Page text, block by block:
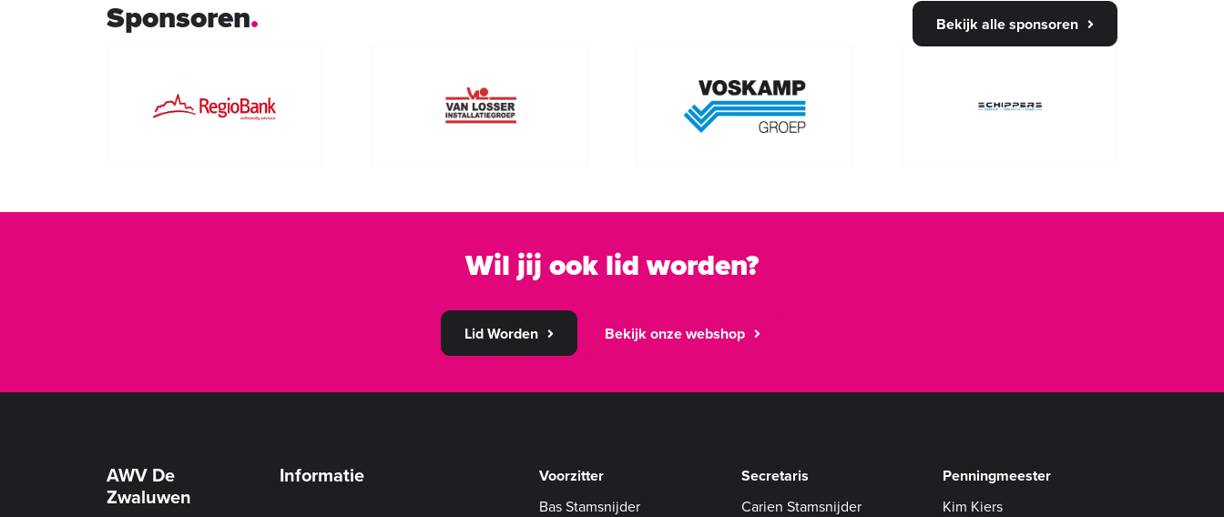
Sponsoren Bekijk alle sponsoren
Wil jij ook lid worden?
Lid Worden Bekijk onze webshop
AWV De
Zwaluwen
Informatie
Voorzitter
Bas Stamsnijder
Secretaris
Carien Stamsnijder
Penningmeester
Kim Kiers